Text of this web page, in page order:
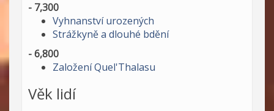
- 7,300
Vyhnanství urozených
Strážkyně a dlouhé bdění
- 6,800
Založení Quel'Thalasu
Věk lidí